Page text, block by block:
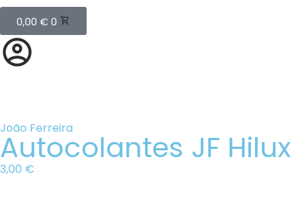
0,00 €0
João Ferreira
Autocolantes JF Hilux
3,00 €